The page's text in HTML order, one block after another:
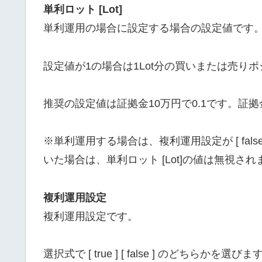
単利ロット [Lot]
単利運用の場合に設定する場合の設定値です
設定値が1の場合は1Lot分の買いまたは売り
推奨の設定値は証拠金10万円で0.1です。証
※単利運用する場合は、複利運用設定が [
いた場合は、単利ロット [Lot]の値は無視され
複利運用設定
複利運用設定です。
選択式で [ true ] [ false ] のどちらかを選びま